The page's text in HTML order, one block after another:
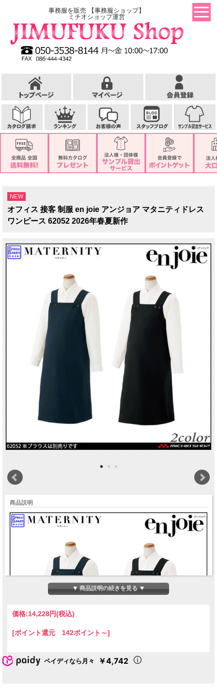
事務服を販売 【事務服ショップ】
ミチオショップ運営
NEW
オフィス 接客 制服 en joie アンジョア マタニティドレス
ワンピース 62052 2026年春夏新作
商品説明
▼ 商品説明の続きを見る ▼
価格:14,228円(税込)
[ポイント還元 142ポイント～]
ペイディなら月々 ￥4,742